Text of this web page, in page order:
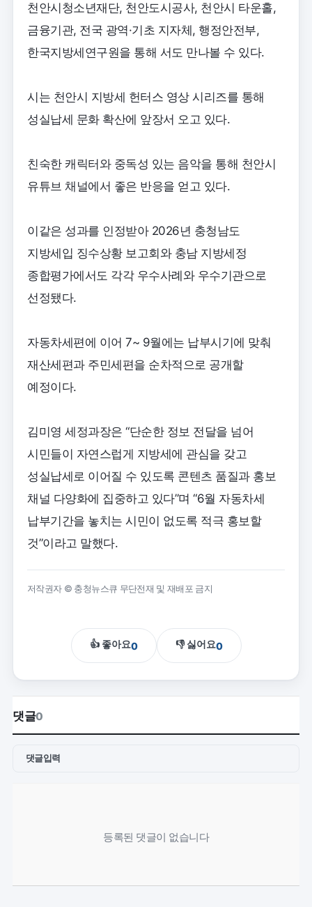
천안시청소년재단, 천안도시공사, 천안시 타운홀,
금융기관, 전국 광역·기초 지자체, 행정안전부,
한국지방세연구원을 통해 서도 만나볼 수 있다.
시는 천안시 지방세 헌터스 영상 시리즈를 통해
성실납세 문화 확산에 앞장서 오고 있다.
친숙한 캐릭터와 중독성 있는 음악을 통해 천안시
유튜브 채널에서 좋은 반응을 얻고 있다.
이같은 성과를 인정받아 2026년 충청남도
지방세입 징수상황 보고회와 충남 지방세정
종합평가에서도 각각 우수사례와 우수기관으로
선정됐다.
자동차세편에 이어 7~ 9월에는 납부시기에 맞춰
재산세편과 주민세편을 순차적으로 공개할
예정이다.
김미영 세정과장은 “단순한 정보 전달을 넘어
시민들이 자연스럽게 지방세에 관심을 갖고
성실납세로 이어질 수 있도록 콘텐츠 품질과 홍보
채널 다양화에 집중하고 있다”며 “6월 자동차세
납부기간을 놓치는 시민이 없도록 적극 홍보할
것”이라고 말했다.
저작권자 © 충청뉴스큐 무단전재 및 재배포 금지
👍 좋아요0 👎 싫어요0
댓글0
댓글입력
등록된 댓글이 없습니다